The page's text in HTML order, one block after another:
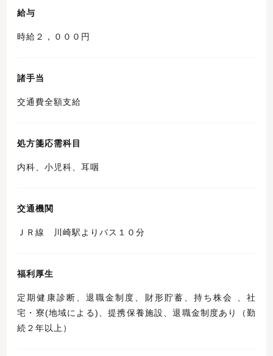
給与
時給２，０００円
諸手当
交通費全額支給
処方箋応需科目
内科、小児科、耳咽
交通機関
ＪＲ線 川崎駅よりバス１０分
福利厚生
定期健康診断、退職金制度、財形貯蓄、持ち株会 、社
宅・寮(地域による)、提携保養施設、退職金制度あり（勤
続２年以上）